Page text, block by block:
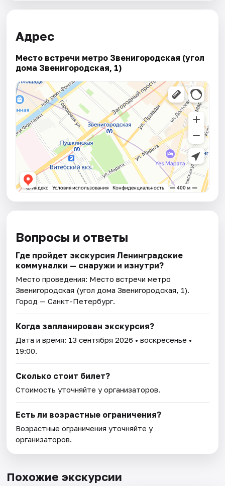
Адрес
Место встречи метро Звенигородская (угол
дома Звенигородская, 1)
Вопросы и ответы
Где пройдет экскурсия Ленинградские
коммуналки — снаружи и изнутри?
Место проведения: Место встречи метро
Звенигородская (угол дома Звенигородская, 1).
Город — Санкт-Петербург.
Когда запланирован экскурсия?
Дата и время: 13 сентября 2026 • воскресенье •
19:00.
Сколько стоит билет?
Стоимость уточняйте у организаторов.
Есть ли возрастные ограничения?
Возрастные ограничения уточняйте у
организаторов.
Похожие экскурсии